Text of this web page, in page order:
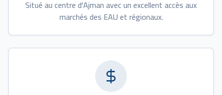
Situé au centre d'Ajman avec un excellent accès aux
marchés des EAU et régionaux.